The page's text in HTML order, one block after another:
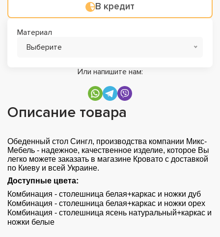
В кредит
Материал
Выберите
Или напишите нам:
Описание товара
Обеденный стол Сингл, производства компании Микс-
Мебель - надежное, качественное изделие, которое Вы
легко можете заказать в магазине Кровато с доставкой
по Киеву и всей Украине.
Доступные цвета:
Комбинация - столешница белая+каркас и ножки дуб
Комбинация - столешница белая+каркас и ножки орех
Комбинация - столешница ясень натуральный+каркас и
ножки белые